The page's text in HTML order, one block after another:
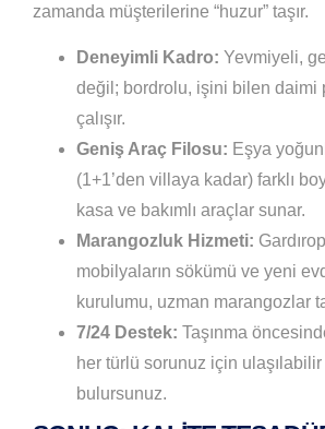
zamanda müşterilerine “huzur” taşır.
Deneyimli Kadro: Yevmiyeli,
değil; bordrolu, işini bilen daimi
çalışır.
Geniş Araç Filosu: Eşya
(1+1’den villaya kadar) farklı
kasa ve bakımlı araçlar sunar.
Marangozluk Hizmeti:
mobilyaların sökümü ve yeni
kurulumu, uzman marangozlar
7/24 Destek: Taşınma
her türlü sorunuz için
bulursunuz.